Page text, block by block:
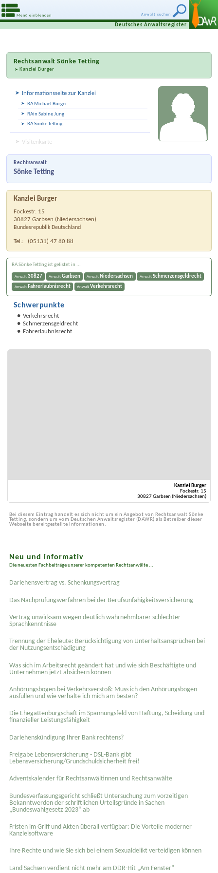
Anwalt suchen
Menü einblenden
Deutsches Anwaltsregister
RechtsanwaltSönke Tetting
Kanzlei Burger
Informationsseite zur Kanzlei
RA Michael Burger
RAin Sabine Jung
RA Sönke Tetting
Visitenkarte
Rechtsanwalt
Sönke Tetting
Kanzlei Burger
Fockestr. 15
30827 Garbsen (Niedersachsen)
Bundesrepublik Deutschland
Tel.: (05131) 47 80 88
RA Sönke Tetting ist gelistet in ...
Anwalt 30827 Anwalt Garbsen Anwalt Niedersachsen Anwalt Schmerzensgeldrecht
Anwalt Fahrerlaubnisrecht Anwalt Verkehrsrecht
Schwerpunkte
Verkehrsrecht
Schmerzensgeldrecht
Fahrerlaubnisrecht
Kanzlei Burger
Fockestr. 15
30827 Garbsen (Niedersachsen)
Bei diesem Eintrag handelt es sich nicht um ein Angebot von Rechtsanwalt Sönke
Tetting, sondern um vom Deutschen Anwaltsregister (DAWR) als Betreiber dieser
Webseite bereitgestellte Informationen.
Neu und informativ
Die neuesten Fachbeiträge unserer kompetenten Rechtsanwälte ...
Darlehensvertrag vs. Schenkungsvertrag
Das Nachprüfungsverfahren bei der Berufsunfähigkeitsversicherung
Vertrag unwirksam wegen deutlich wahrnehmbarer schlechter
Sprachkenntnisse
Trennung der Eheleute: Berücksichtigung von Unterhaltsansprüchen bei
der Nutzungsentschädigung
Was sich im Arbeitsrecht geändert hat und wie sich Beschäftigte und
Unternehmen jetzt absichern können
Anhörungsbogen bei Verkehrsverstoß: Muss ich den Anhörungsbogen
ausfüllen und wie verhalte ich mich am besten?
Die Ehegattenbürgschaft im Spannungsfeld von Haftung, Scheidung und
finanzieller Leistungsfähigkeit
Darlehenskündigung Ihrer Bank rechtens?
Freigabe Lebensversicherung - DSL-Bank gibt
Lebensversicherung/Grundschuldsicherheit frei!
Adventskalender für Rechtsanwältinnen und Rechtsanwälte
Bundesverfassungsgericht schließt Untersuchung zum vorzeitigen
Bekanntwerden der schriftlichen Urteilsgründe in Sachen
„Bundeswahlgesetz 2023“ ab
Fristen im Griff und Akten überall verfügbar: Die Vorteile moderner
Kanzleisoftware
Ihre Rechte und wie Sie sich bei einem Sexual­delikt verteidigen können
Land Sachsen verdient nicht mehr am DDR-Hit „Am Fenster“